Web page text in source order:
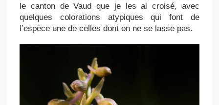
le canton de Vaud que je les ai croisé, avec
quelques colorations atypiques qui font de
l’espèce une de celles dont on ne se lasse pas.